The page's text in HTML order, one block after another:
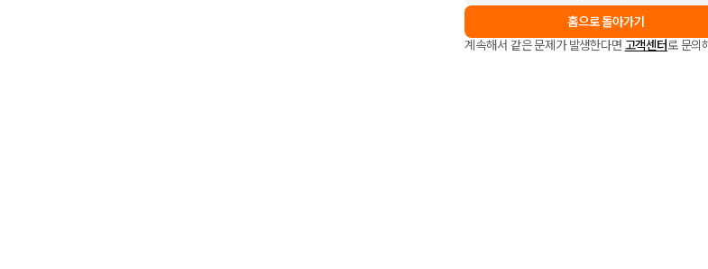
홈으로 돌아가기
계속해서 같은 문제가 발생한다면 고객센터로 문의